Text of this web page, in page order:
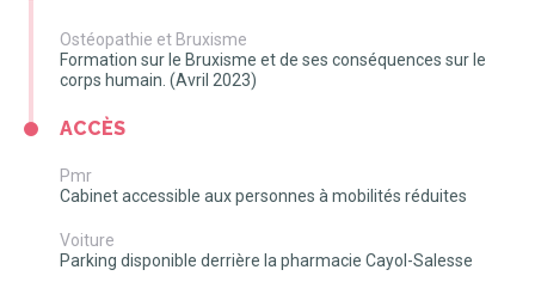
Ostéopathie et Bruxisme
Formation sur le Bruxisme et de ses conséquences sur le
corps humain. (Avril 2023)
ACCÈS
Pmr
Cabinet accessible aux personnes à mobilités réduites
Voiture
Parking disponible derrière la pharmacie Cayol-Salesse